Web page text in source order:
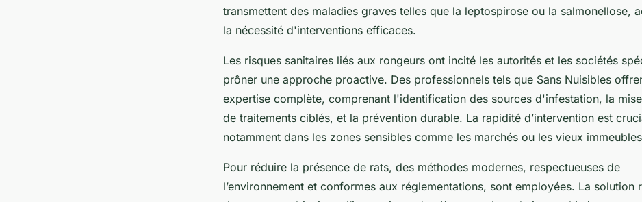
transmettent des maladies graves telles que la leptospirose ou la salmonellose,
la nécessité d'interventions efficaces.
Les risques sanitaires liés aux rongeurs ont incité les autorités et les sociétés
prôner une approche proactive. Des professionnels tels que Sans Nuisibles
expertise complète, comprenant l'identification des sources d'infestation, la
de traitements ciblés, et la prévention durable. La rapidité d’intervention est
notamment dans les zones sensibles comme les marchés ou les vieux
Pour réduire la présence de rats, des méthodes modernes, respectueuses de
l’environnement et conformes aux réglementations, sont employées. La solution